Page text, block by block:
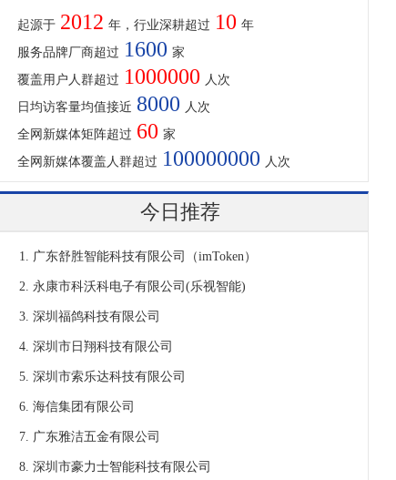
起源于 2012 年，行业深耕超过 10 年
服务品牌厂商超过 1600 家
覆盖用户人群超过 1000000 人次
日均访客量均值接近 8000 人次
全网新媒体矩阵超过 60 家
全网新媒体覆盖人群超过 100000000 人次
今日推荐
广东舒胜智能科技有限公司（imToken）
永康市科沃科电子有限公司(乐视智能)
深圳福鸽科技有限公司
深圳市日翔科技有限公司
深圳市索乐达科技有限公司
海信集团有限公司
广东雅洁五金有限公司
深圳市豪力士智能科技有限公司